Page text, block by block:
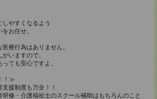
やすくなるよう
お任せ。
療行為はありません。
いますので、
ても安心ですよ。
！≫
援制度も万全！！
研修・介護福祉士のスクール補助はもちろんのこと